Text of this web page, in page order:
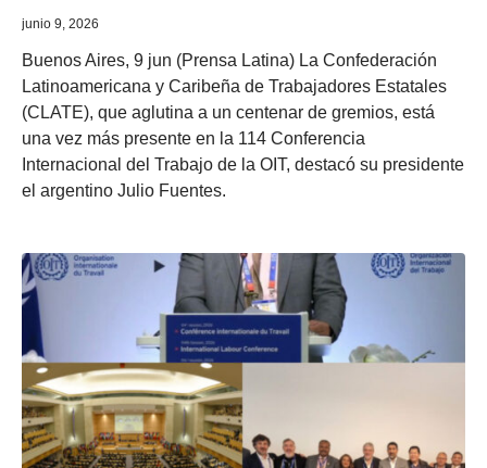
junio 9, 2026
Buenos Aires, 9 jun (Prensa Latina) La Confederación
Latinoamericana y Caribeña de Trabajadores Estatales
(CLATE), que aglutina a un centenar de gremios, está
una vez más presente en la 114 Conferencia
Internacional del Trabajo de la OIT, destacó su presidente
el argentino Julio Fuentes.